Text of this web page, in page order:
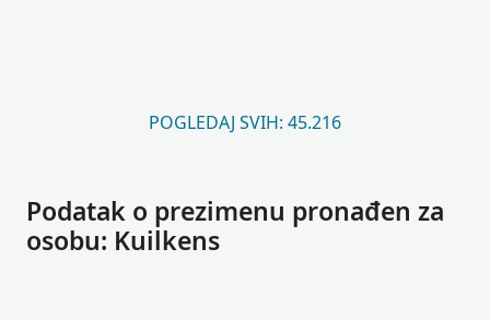
POGLEDAJ SVIH: 45.216
Podatak o prezimenu pronađen za
osobu: Kuilkens